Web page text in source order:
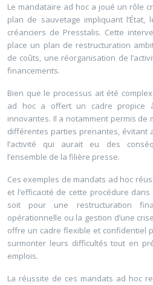
Le mandataire ad hoc a joué un rôle
plan de sauvetage impliquant
créanciers de Presstalis. Cette
place un plan de restructuration
de coûts, une réorganisation de
financements.
Bien que le processus ait été
ad hoc a offert un cadre propice
innovantes. Il a notamment permis de
différentes parties prenantes, évitant
l’activité qui aurait eu des
l’ensemble de la filière presse.
Ces exemples de mandats ad hoc
et l’efficacité de cette procédure
soit pour une restructuration
opérationnelle ou la gestion d’une
offre un cadre flexible et confidentiel
surmonter leurs difficultés tout en
emplois.
La réussite de ces mandats ad hoc